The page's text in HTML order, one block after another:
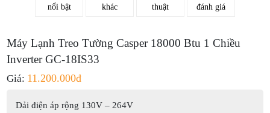
nổi bật
khác
thuật
đánh giá
Máy Lạnh Treo Tường Casper 18000 Btu 1 Chiều
Inverter GC-18IS33
Giá: 11.200.000đ
Dải điện áp rộng 130V – 264V